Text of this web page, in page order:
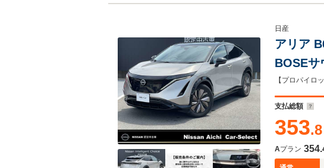
日産
アリア
BOSE
LEDヘ
支払総額
353.8
Aプラン